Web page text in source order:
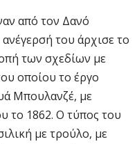
από τον Δανό
του άρχισε το
των σχεδίων με
οποίου το έργο
Μπουλανζέ, με
το 1862. Ο τύπος του
με τρούλο, με